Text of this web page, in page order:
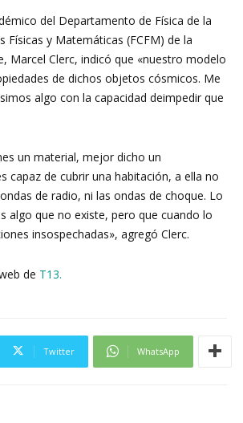
del Departamento de Física de la
Físicas y Matemáticas (FCFM) de la
Marcel Clerc, indicó que «nuestro modelo
de dichos objetos cósmicos. Me
algo con la capacidad deimpedir que
un material, mejor dicho un
capaz de cubrir una habitación, a ella no
de radio, ni las ondas de choque. Lo
algo que no existe, pero que cuando lo
insospechadas», agregó Clerc.
de T13.
Twitter WhatsApp